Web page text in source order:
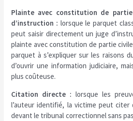
Plainte avec constitution de
d’instruction : lorsque le parquet
peut saisir directement un juge
plainte avec constitution de partie
parquet à s’expliquer sur les raisons
d’ouvrir une information judiciaire,
plus coûteuse.
Citation directe : lorsque les
l’auteur identifié, la victime peut citer
devant le tribunal correctionnel sans